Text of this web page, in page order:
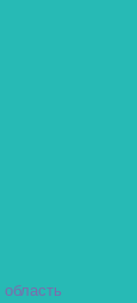
область